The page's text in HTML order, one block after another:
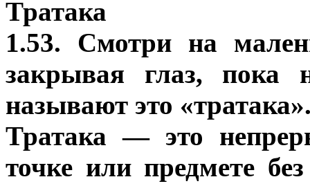
Тратака
1.53. Смотри на
закрывая глаз, пока
называют это
Тратака — это
точке или предмете